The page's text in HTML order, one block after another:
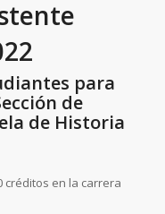
para
de
de Historia
créditos en la carrera